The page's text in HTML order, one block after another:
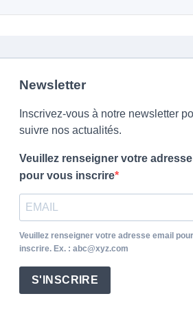
Newsletter
Inscrivez-vous à notre newsletter
suivre nos actualités.
Veuillez renseigner votre adresse
pour vous inscrire
Veuillez renseigner votre adresse email
inscrire. Ex. : abc@xyz.com
S'INSCRIRE